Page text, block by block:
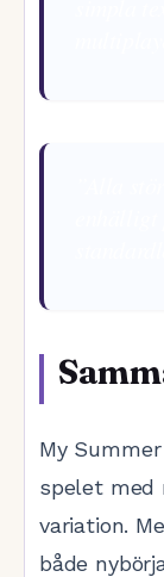
My
spelet med
variation.
både